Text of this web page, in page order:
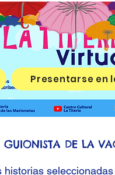
Presentarse en
GUIONISTA DE LA
historias